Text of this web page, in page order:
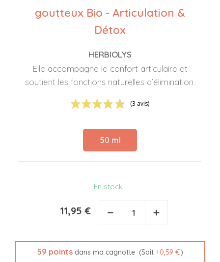
goutteux Bio - Articulation &
Détox
HERBIOLYS
Elle accompagne le confort articulaire et
soutient les fonctions naturelles d’élimination.
(3 avis)
50 ml
En stock
11,95 € − +
59 points dans ma cagnotte (Soit +0,59 €)